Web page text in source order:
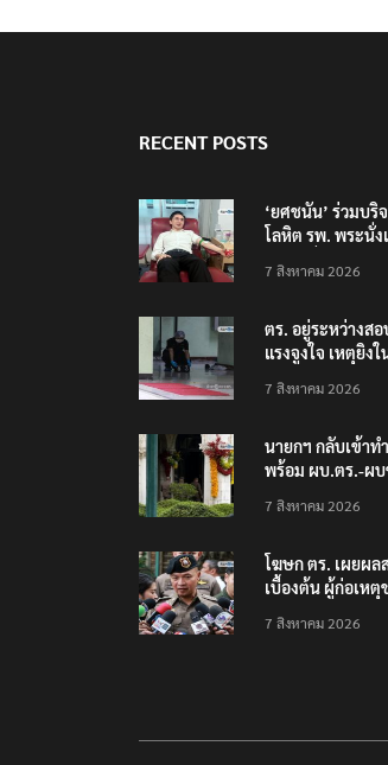
RECENT POSTS
‘ยศชนัน’ ร่วมบริ
โลหิต รพ. พระนั่ง
เทพศิรินทร์ นนทบุรี
7 สิงหาคม 2026
ตร. อยู่ระหว่างส
แรงจูงใจ เหตุยิงใ
นนทบุรี พบเด็กก่อ
7 สิงหาคม 2026
นายกฯ กลับเข้าท
พร้อม ผบ.ตร.-ผ
ปืนเถื่อน
7 สิงหาคม 2026
โฆษก ตร. เผยผล
เบื้องต้น ผู้ก่อเหตุ
เหตุรุนแรงก่อนลง
7 สิงหาคม 2026